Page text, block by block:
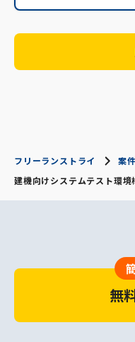
フリーランストライ
案
建機向けシステムテスト環境
無